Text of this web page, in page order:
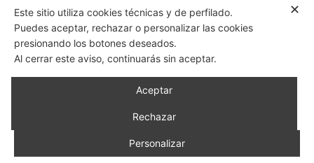
Prensa y Medios
Política de Cookies
Política de Privacidad
Consentimiento
© 1997 - 2026 Todos los derechos reservados
✕
Este sitio utiliza cookies técnicas y de perfilado.
Puedes aceptar, rechazar o personalizar las cookies
presionando los botones deseados.
Al cerrar este aviso, continuarás sin aceptar.
Aceptar
Rechazar
Personalizar